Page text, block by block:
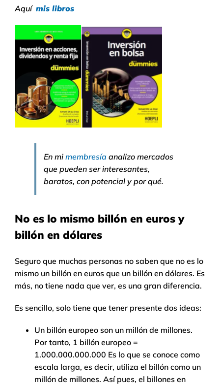
Aquí mis libros
En mi membresía analizo mercados
que pueden ser interesantes,
baratos, con potencial y por qué.
No es lo mismo billón en euros y
billón en dólares
Seguro que muchas personas no saben que no es lo
mismo un billón en euros que un billón en dólares. Es
más, no tiene nada que ver, es una gran diferencia.
Es sencillo, solo tiene que tener presente dos ideas:
Un billón europeo son un millón de millones.
Por tanto, 1 billón europeo =
1.000.000.000.000 Es lo que se conoce como
escala larga, es decir, utiliza el billón como un
millón de millones. Así pues, el billones en